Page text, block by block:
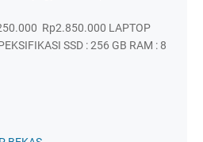
Rp2.850.000 LAPTOP
SSD : 256 GB RAM : 8